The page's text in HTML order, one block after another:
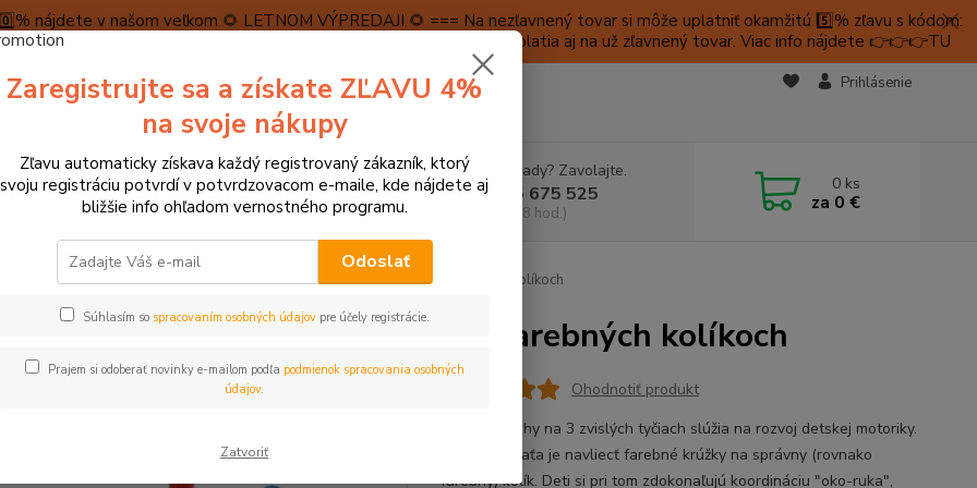
nájdete v našom veľkom 🌻 LETNOM VÝPREDAJI 🌻 === Na nezľavnený tovar si môže uplatniť okamžitú 5️⃣% zľavu s kódom:
máme teraz pripravené špeciálne zľavy až do výšky 1️⃣5️⃣% , ktoré platia aj na už zľavnený tovar. Viac info nájdete 👉👉👉TU
A PLATBA RECENZIE 👉VRÁTENIE TOVARU👈
KONTAKTY
Prihlásenie
Hľadať
Neviete si rady? Zavolajte.
+421 905 675 525
(Po-Pia, 9-18 hod.)
0 ks
za 0 €
► MONTESSORI POMÔCKY Montessori Farebné veľké kruhy na 3 farebných kolíkoch
Farebné veľké kruhy na 3 farebných kolíkoch
Ohodnotiť produkt
Farebné kruhy na 3 zvislých tyčiach slúžia na rozvoj detskej motoriky.
Úlohou dieťaťa je navliecť farebné krúžky na správny (rovnako
farebný) kolík. Deti si pri tom zdokonaľujú koordináciu "oko-ruka",
Zaregistrujte sa a získate ZĽAVU 4%
na svoje nákupy
Zľavu automaticky získava každý registrovaný zákazník, ktorý
svoju registráciu potvrdí v potvrdzovacom e-maile, kde nájdete aj
bližšie info ohľadom vernostného programu.
Odoslať
Súhlasím so spracovaním osobných údajovpre účely registrácie.
Prajem si odoberať novinky e-mailom podľa podmienok spracovania osobných
údajov.
Zatvoriť